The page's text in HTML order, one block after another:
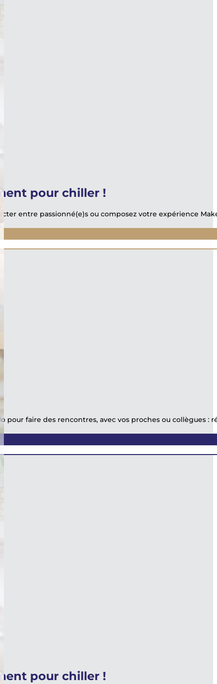
pour chiller !
entre passionné(e)s ou composez votre expérience
pour faire des rencontres, avec vos proches ou collègues :
pour chiller !